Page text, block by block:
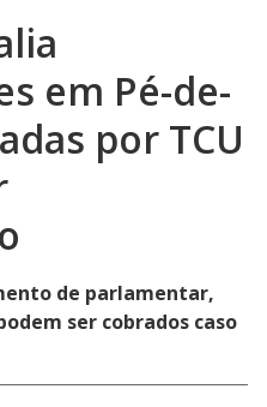
em Pé-de-
por TCU
de parlamentar,
ser cobrados caso